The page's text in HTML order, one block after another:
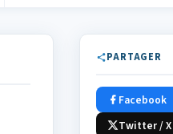
PARTAGER
Facebook
Twitter / X